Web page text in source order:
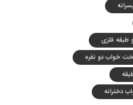
فلزی
خواب دو نفره
دخترانه